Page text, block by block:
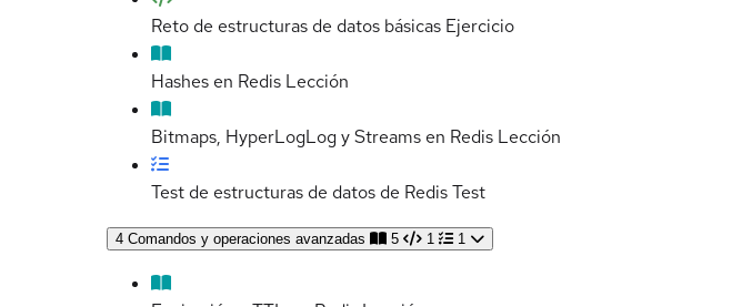
Reto de estructuras de datos básicas Ejercicio
Hashes en Redis Lección
Bitmaps, HyperLogLog y Streams en Redis Lección
Test de estructuras de datos de RedisTest
4 Comandos y operaciones avanzadas 5 1 1